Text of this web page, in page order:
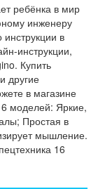
ребёнка в мир
инженеру
в
инструкции,
Купить
другие
в магазине
моделей: Яркие,
Простая в
мышление.
16